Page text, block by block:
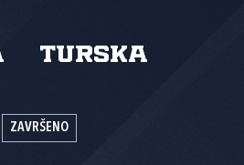
Turska
ZAVRŠENO